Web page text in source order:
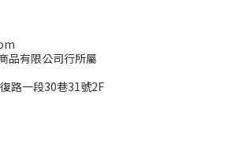
品有限公司行所屬
路一段30巷31號2F